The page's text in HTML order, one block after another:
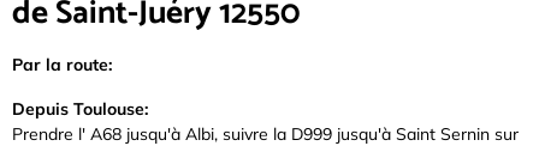
de Saint-Juéry 12550
Par la route:
Depuis Toulouse:
Prendre l' A68 jusqu'à Albi, suivre la D999 jusqu'à Saint Sernin sur